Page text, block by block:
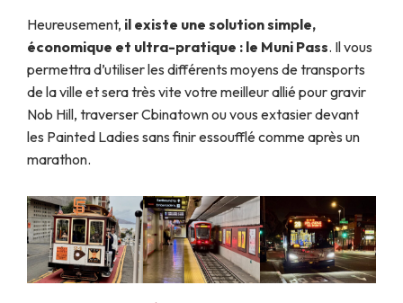
Heureusement, il existe une solution simple,
économique et ultra-pratique : le Muni Pass. Il vous
permettra d’utiliser les différents moyens de transports
de la ville et sera très vite votre meilleur allié pour gravir
Nob Hill, traverser Cbinatown ou vous extasier devant
les Painted Ladies sans finir essoufflé comme après un
marathon.